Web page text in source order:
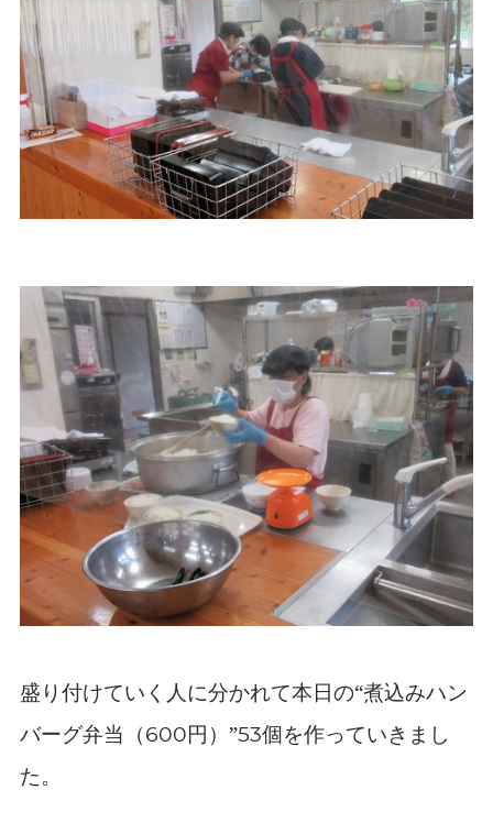
盛り付けていく人に分かれて本日の“煮込みハン
バーグ弁当（600円）”53個を作っていきまし
た。